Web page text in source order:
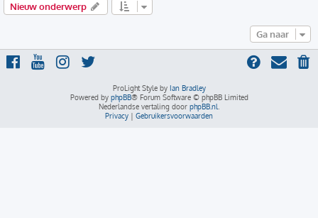
Nieuw onderwerp
Ga naar
ProLight Style by Ian Bradley
Powered by phpBB® Forum Software © phpBB Limited
Nederlandse vertaling door phpBB.nl
Privacy | Gebruikersvoorwaarden